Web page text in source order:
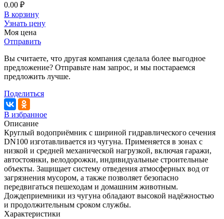
0.00 ₽
В корзину
Узнать цену
Моя цена
Отправить
Вы считаете, что другая компания сделала более выгодное
предложение? Отправьте нам запрос, и мы постараемся
предложить лучше.
Поделиться
В избранное
Описание
Круглый водоприёмник с шириной гидравлического сечения
DN100 изготавливается из чугуна. Применяется в зонах с
низкой и средней механической нагрузкой, включая гаражи,
автостоянки, велодорожки, индивидуальные строительные
объекты. Защищает систему отведения атмосферных вод от
загрязнения мусором, а также позволяет безопасно
передвигаться пешеходам и домашним животным.
Дождеприемники из чугуна обладают высокой надёжностью
и продолжительным сроком службы.
Характеристики